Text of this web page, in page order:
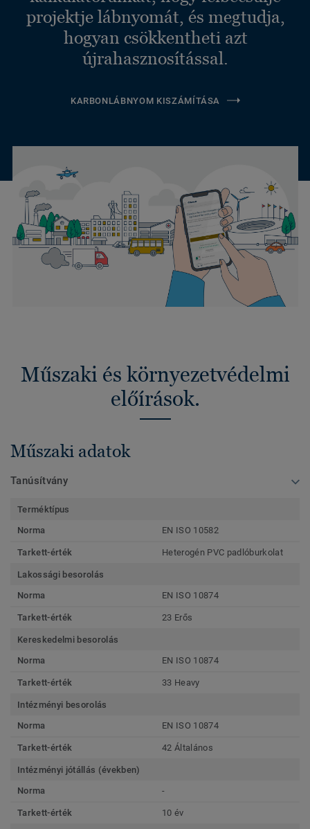
projektje lábnyomát, és megtudja,
hogyan csökkentheti azt
újrahasznosítással.
KARBONLÁBNYOM KISZÁMÍTÁSA
Műszaki és környezetvédelmi
előírások.
Műszaki adatok
Tanúsítvány
Terméktípus
Norma
EN ISO 10582
Tarkett-érték Heterogén PVC padlóburkolat
Lakossági besorolás
Norma
EN ISO 10874
Tarkett-érték 23 Erős
Kereskedelmi besorolás
Norma
EN ISO 10874
Tarkett-érték 33 Heavy
Intézményi besorolás
Norma
EN ISO 10874
Tarkett-érték 42 Általános
Intézményi jótállás (években)
Norma
-
Tarkett-érték 10 év